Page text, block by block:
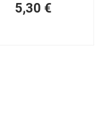
5,30 €